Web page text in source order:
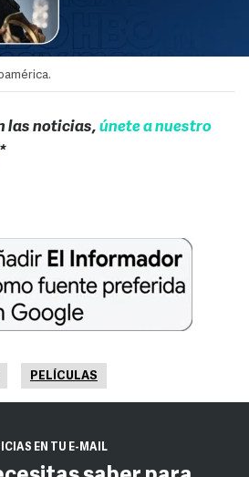
las noticias, únete a nuestro
*
PELÍCULAS
EN TU E-MAIL